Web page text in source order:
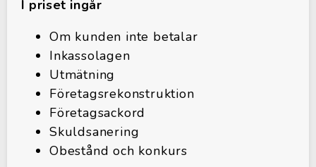
I priset ingår
Om kunden inte betalar
Inkassolagen
Utmätning
Företagsrekonstruktion
Företagsackord
Skuldsanering
Obestånd och konkurs